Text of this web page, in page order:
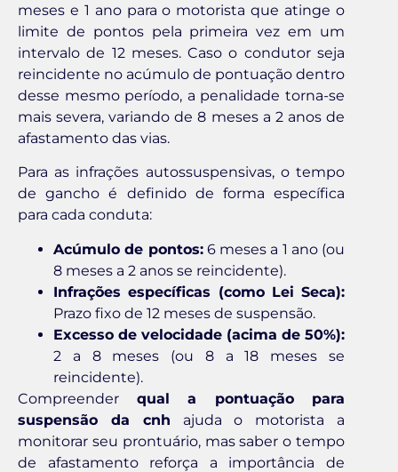
meses e 1 ano para o motorista que atinge o
limite de pontos pela primeira vez em um
intervalo de 12 meses. Caso o condutor seja
reincidente no acúmulo de pontuação dentro
desse mesmo período, a penalidade torna-se
mais severa, variando de 8 meses a 2 anos de
afastamento das vias.
Para as infrações autossuspensivas, o tempo
de gancho é definido de forma específica
para cada conduta:
Acúmulo de pontos:6 meses a 1 ano (ou
8 meses a 2 anos se reincidente).
Infrações específicas (como Lei Seca):
Prazo fixo de 12 meses de suspensão.
Excesso de velocidade (acima de 50%):
2 a 8 meses (ou 8 a 18 meses se
reincidente).
Compreender qual a pontuação para
suspensão da cnh ajuda o motorista a
monitorar seu prontuário, mas saber o tempo
de afastamento reforça a importância de